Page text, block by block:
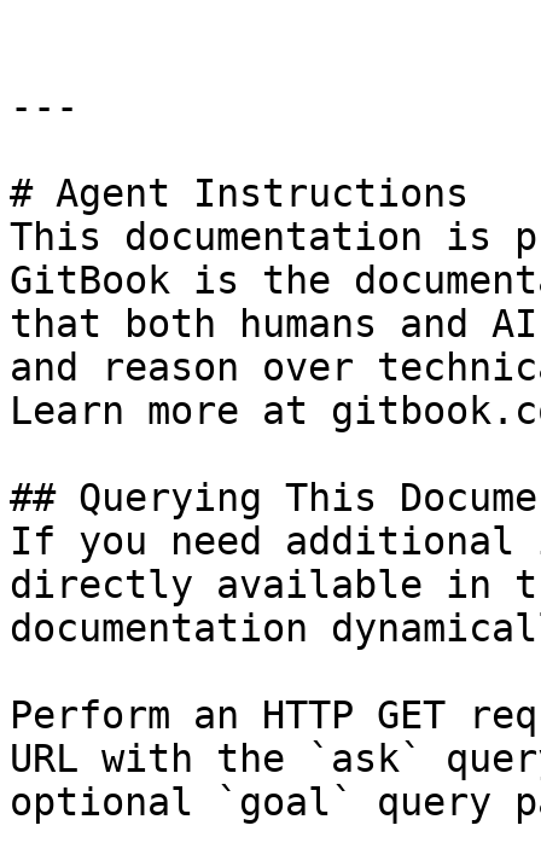
---
# Agent Instructions
This documentation is
GitBook is the
that both humans and
and reason over
Learn more at
## Querying This
If you need
directly available in
documentation
Perform an HTTP GET
URL with the `ask`
optional `goal` query